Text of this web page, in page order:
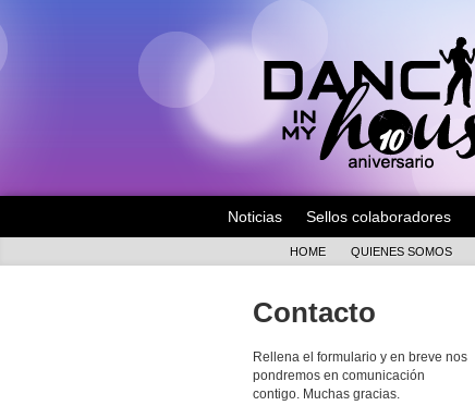
Noticias Sellos colaboradores
HOME QUIENES SOMOS
Contacto
Rellena el formulario y en breve nos
pondremos en comunicación
contigo. Muchas gracias.